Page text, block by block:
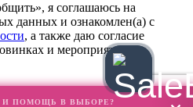
я соглашаюсь на
данных и ознакомлен(а) с
, а также даю согласие
и мероприятиях
И ПОМОЩЬ В ВЫБОРЕ?